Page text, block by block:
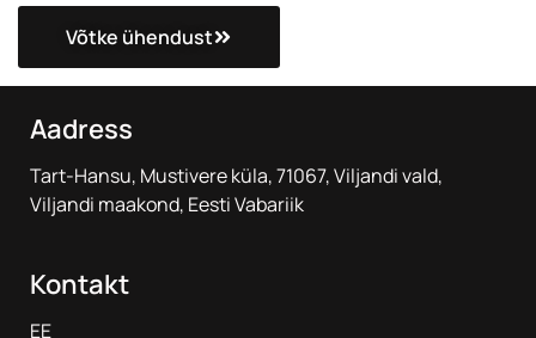
Võtke ühendust
Aadress
Tart-Hansu, Mustivere küla, 71067, Viljandi vald,
Viljandi maakond, Eesti Vabariik
Kontakt
EE